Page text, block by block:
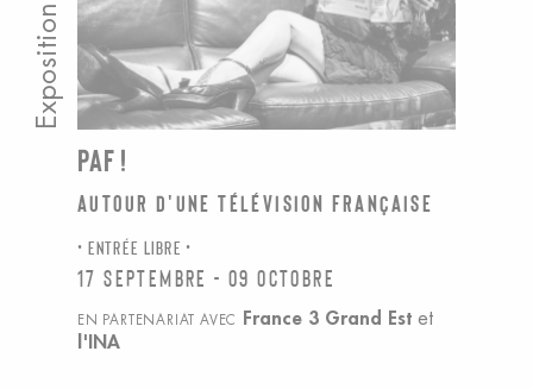
Exposition
PAF !
Autour d'Une télévision française
ENTRÉE LIBRE
17 septembre - 09 octobre
EN PARTENARIAT AVEC France 3 Grand Est et
l'INA